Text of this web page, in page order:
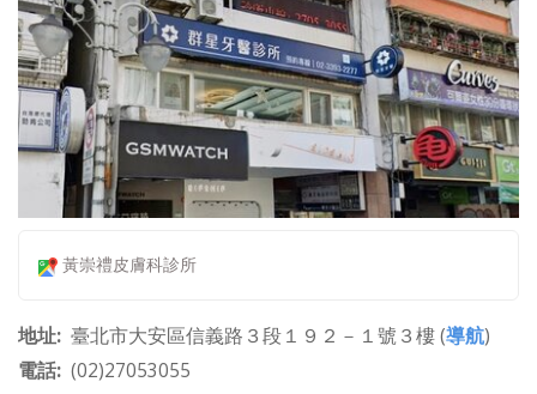
黃崇禮皮膚科診所
地址 臺北市大安區信義路３段１９２－１號３樓 (導航)
電話 (02)27053055